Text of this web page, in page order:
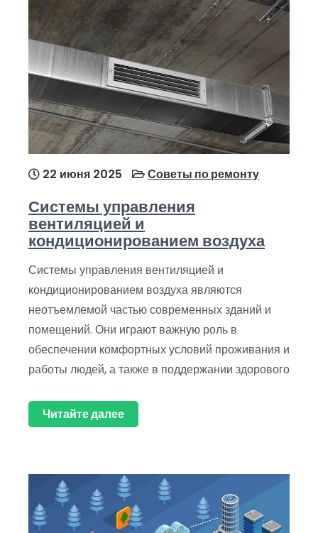
22 июня 2025 Советы по ремонту
Системы управления
вентиляцией и
кондиционированием воздуха
Системы управления вентиляцией и
кондиционированием воздуха являются
неотъемлемой частью современных зданий и
помещений. Они играют важную роль в
обеспечении комфортных условий проживания и
работы людей, а также в поддержании здорового
Читайте далее